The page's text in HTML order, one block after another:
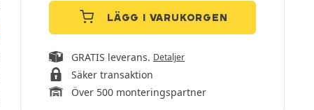
LÄGG I VARUKORGEN
GRATIS leverans. Detaljer
Säker transaktion
Över 500 monteringspartner